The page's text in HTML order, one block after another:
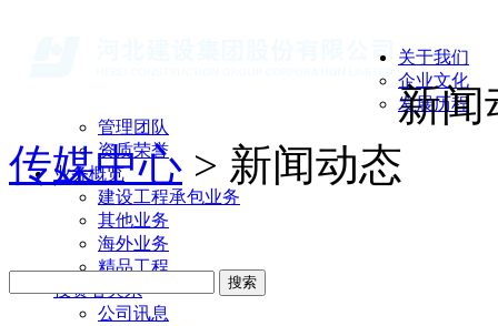
关于我们
企业文化
发展历程
管理团队
资质荣誉
业务概览
建设工程承包业务
其他业务
海外业务
精品工程
投资者关系
公司讯息
新闻
传媒中心 > 新闻动态
搜索